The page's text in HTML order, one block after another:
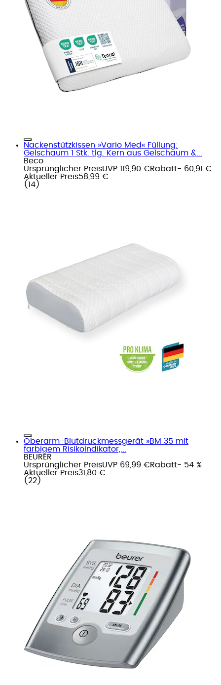
Nackenstützkissen »Vario Med« Füllung:
Gelschaum 1 Stk. tlg. Kern aus Gelschaum &...
Beco
Ursprünglicher PreisUVP 119,90 €Rabatt- 60,91 €
Aktueller Preis58,99 €
( 14 )
Oberarm-Blutdruckmessgerät »BM 35 mit
farbigem Risikoindikator,...
BEURER
Ursprünglicher PreisUVP 69,99 €Rabatt- 54 %
Aktueller Preis31,80 €
( 22 )